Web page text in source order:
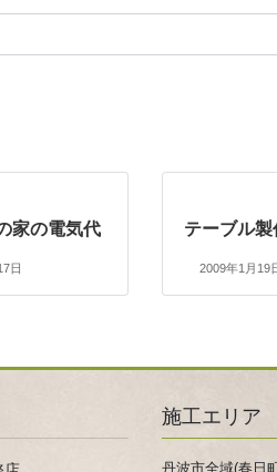
家の電気代
日
テーブル製
2009年1月19
施工エリア
丹波市全域(春日